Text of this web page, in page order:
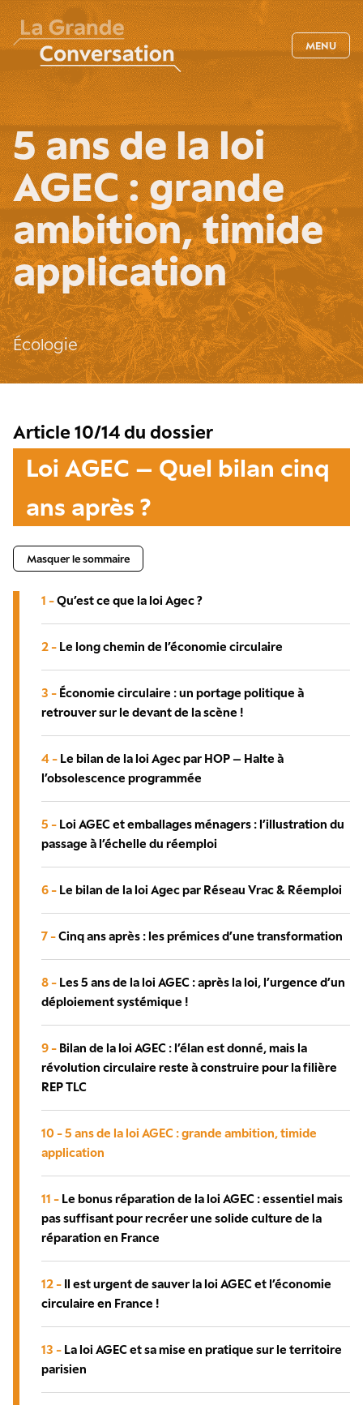
MENU
5 ans de la loi
AGEC : grande
ambition, timide
application
Écologie
Article 10/14 du dossier
Loi AGEC – Quel bilan cinq
ans après ?
Masquer le sommaire
1 -Qu’est ce que la loi Agec ?
2 - Le long chemin de l’économie circulaire
3 - Économie circulaire : un portage politique à
retrouver sur le devant de la scène !
4 - Le bilan de la loi Agec par HOP – Halte à
l’obsolescence programmée
5 - Loi AGEC et emballages ménagers : l’illustration du
passage à l’échelle du réemploi
6 - Le bilan de la loi Agec par Réseau Vrac & Réemploi
7 -Cinq ans après : les prémices d’une transformation
8 - Les 5 ans de la loi AGEC : après la loi, l’urgence d’un
déploiement systémique !
9 - Bilan de la loi AGEC : l’élan est donné, mais la
révolution circulaire reste à construire pour la filière
REP TLC
10 -5 ans de la loi AGEC : grande ambition, timide
application
11 - Le bonus réparation de la loi AGEC : essentiel mais
pas suffisant pour recréer une solide culture de la
réparation en France
12 - Il est urgent de sauver la loi AGEC et l’économie
circulaire en France !
13 - La loi AGEC et sa mise en pratique sur le territoire
parisien